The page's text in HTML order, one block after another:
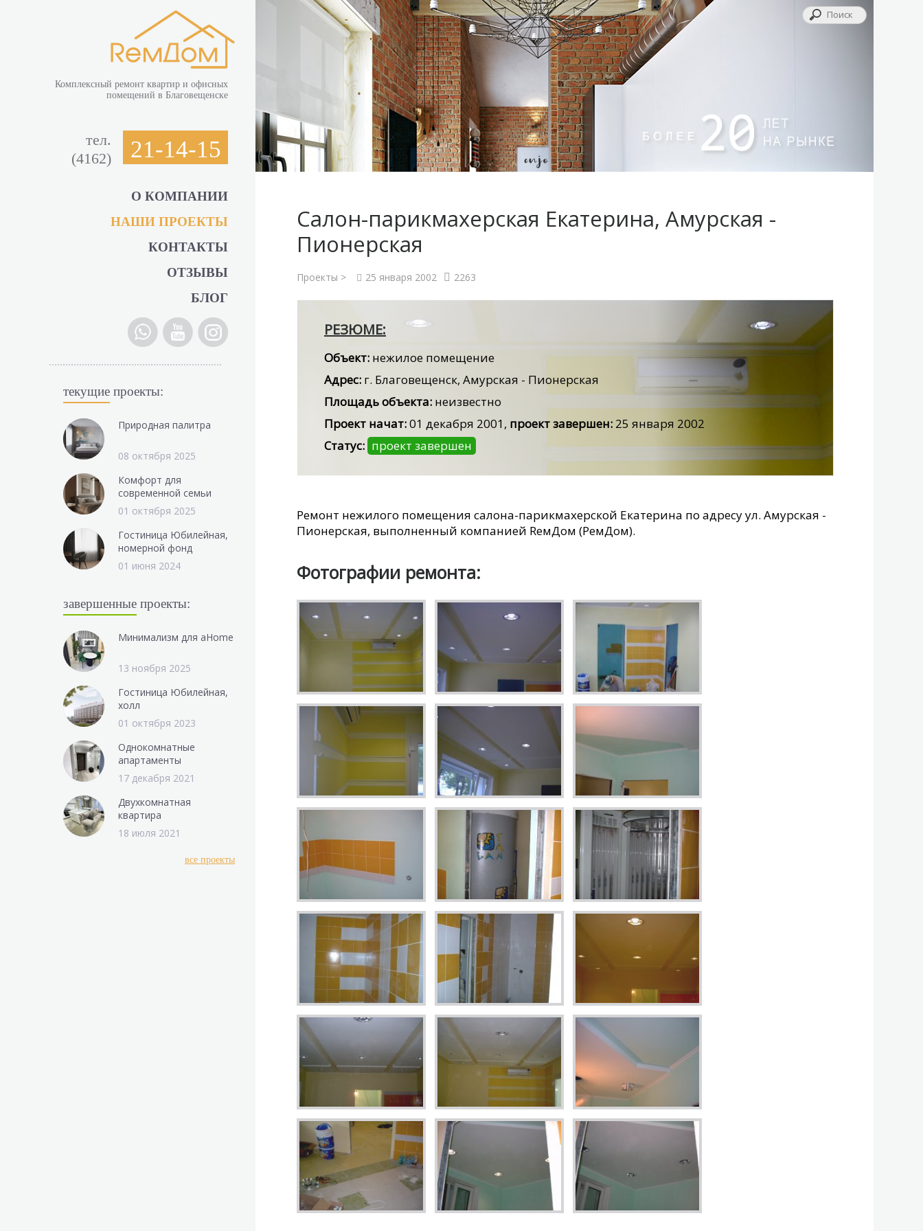
Комплексный ремонт квартир и офисных
помещений в Благовещенске
тел.
(4162)
21-14-15
О КОМПАНИИ
НАШИ ПРОЕКТЫ
КОНТАКТЫ
ОТЗЫВЫ
БЛОГ
текущие проекты:
Природная палитра
08 октября 2025
Комфорт для
современной семьи
01 октября 2025
Гостиница Юбилейная,
номерной фонд
01 июня 2024
завершенные проекты:
Минимализм для aHome
13 ноября 2025
Гостиница Юбилейная,
холл
01 октября 2023
Однокомнатные
апартаменты
17 декабря 2021
Двухкомнатная
квартира
18 июля 2021
все проекты
Салон-парикмахерская Екатерина, Амурская -
Пионерская
Проекты > 25 января 2002 2263
РЕЗЮМЕ:
Объект: нежилое помещение
Адрес: г. Благовещенск, Амурская - Пионерская
Площадь объекта: неизвестно
Проект начат:01 декабря 2001, проект завершен: 25 января 2002
Статус: проект завершен
Ремонт нежилого помещения салона-парикмахерской Екатерина по адресу ул. Амурская -
Пионерская, выполненный компанией RемДом (РемДом).
Фотографии ремонта: